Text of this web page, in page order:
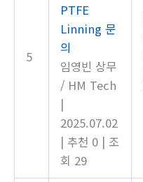
5
PTFE
Linning 문
의
임영빈 상무
/ HM Tech
|
2025.07.02
| 추천 0 | 조
회 29